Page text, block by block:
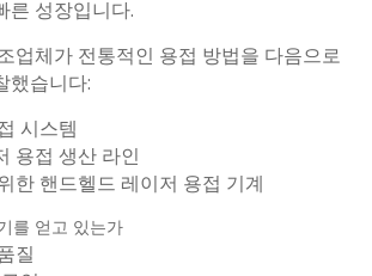
른 성장입니다.
업체가 전통적인 용접 방법을 다음으로
했습니다:
시스템
용접 생산 라인
한 핸드헬드 레이저 용접 기계
를 얻고 있는가
질